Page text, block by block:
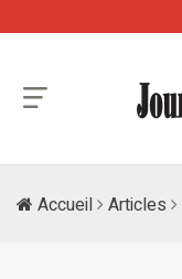
Accueil Articles